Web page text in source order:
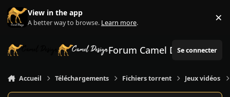
Aller au contenu
View in the app
A better way to browse. Learn more. ×
Forum Camel Design
Se connecter
Accueil Téléchargements Fichiers torrent Jeux vidéos